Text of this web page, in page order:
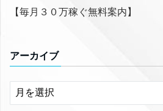
【毎月３０万稼ぐ無料案内】
アーカイブ